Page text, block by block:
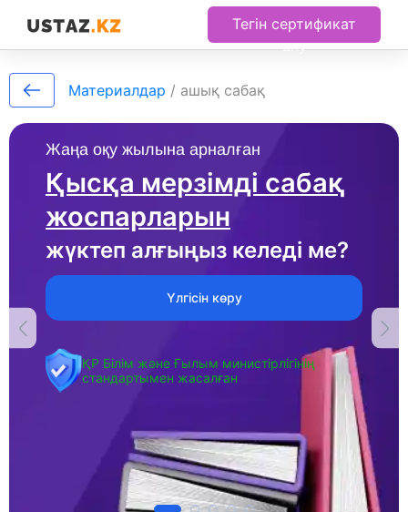
Тегін сертификат
алу
Жаңа оқу жылына арналған
Қысқа мерзімді сабақ
жоспарларын
жүктеп алғыңыз келеді ме?
Үлгісін көру
ҚР Білім және Ғылым министірлігінің
стандартымен жасалған
Материалдар / ашық сабақ